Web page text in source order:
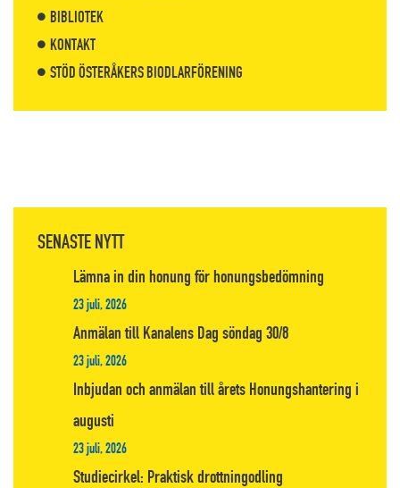
BIBLIOTEK
KONTAKT
STÖD ÖSTERÅKERS BIODLARFÖRENING
SENASTE NYTT
Lämna in din honung för honungsbedömning
23 juli, 2026
Anmälan till Kanalens Dag söndag 30/8
23 juli, 2026
Inbjudan och anmälan till årets Honungshantering i
augusti
23 juli, 2026
Studiecirkel: Praktisk drottningodling